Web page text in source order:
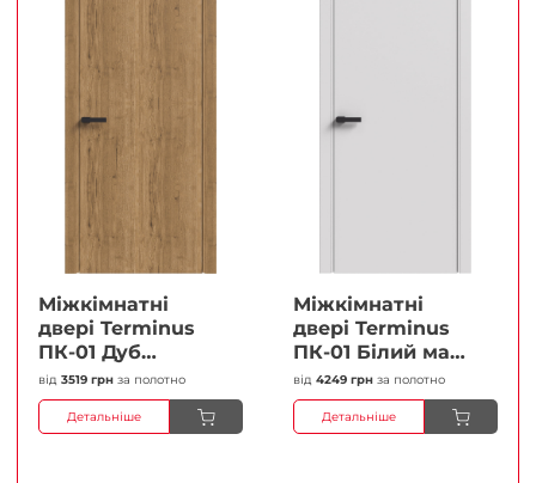
Міжкімнатні
двері Terminus
ПК-01 Дуб
античний Глухі
Плівка
від 3519 грн за полотно
Детальніше
Міжкімнатні
двері Terminus
ПК-01 Білий мат
(Термінус) Глухі
Плівка
від 4249 грн за полотно
Детальніше